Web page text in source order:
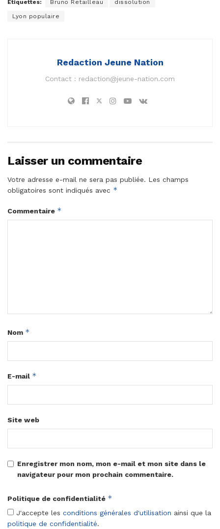
Étiquettes: Bruno Retailleau dissolution
Lyon populaire
Redaction Jeune Nation
Contact : redaction@jeune-nation.com
Laisser un commentaire
Votre adresse e-mail ne sera pas publiée. Les champs
obligatoires sont indiqués avec *
Commentaire *
Nom *
E-mail *
Site web
Enregistrer mon nom, mon e-mail et mon site dans le
navigateur pour mon prochain commentaire.
Politique de confidentialité *
J'accepte les conditions générales d'utilisation ainsi que la
politique de confidentialité.